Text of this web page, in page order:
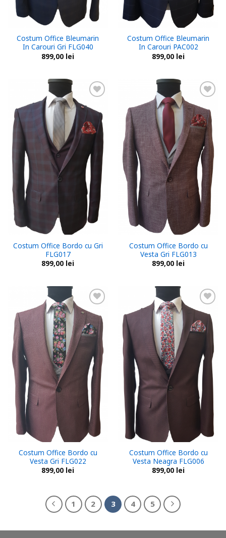
Costum Office Bleumarin
In Carouri Gri FLG040
899,00 lei
Costum Office Bleumarin
In Carouri PAC002
899,00 lei
Add to
wishlist
Costum Office Bordo cu Gri
FLG017
899,00 lei
Add to
wishlist
Costum Office Bordo cu
Vesta Gri FLG013
899,00 lei
Add to
wishlist
Costum Office Bordo cu
Vesta Gri FLG022
899,00 lei
Add to
wishlist
Costum Office Bordo cu
Vesta Neagra FLG006
899,00 lei
1 2 3 4 5